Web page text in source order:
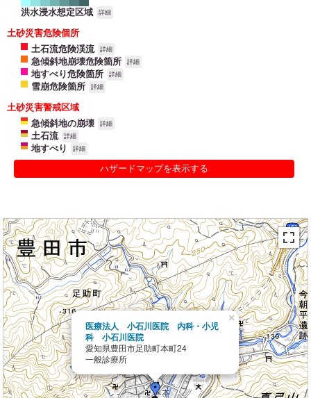
洪水浸水想定区域 詳細
土砂災害危険個所
土石流危険渓流
詳細
急傾斜地崩壊危険箇所 詳細
地すべり危険箇所 詳細
雪崩危険箇所 詳細
土砂災害警戒区域
急傾斜地の崩壊
詳細
土石流 詳細
地すべり 詳細
ハザードマップを表示する
医療法人 小石川医院 内科・小児
科 小石川医院
愛知県豊田市足助町本町24
一般診療所
×